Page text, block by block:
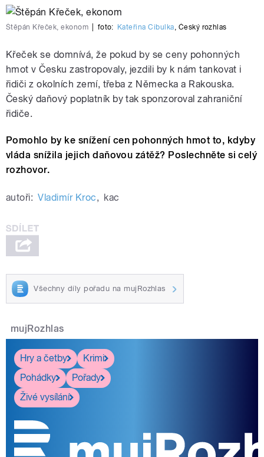
Štěpán Křeček, ekonom foto: Kateřina Cibulka, Český rozhlas
Křeček se domnívá, že pokud by se ceny pohonných
hmot v Česku zastropovaly, jezdili by k nám tankovat i
řidiči z okolních zemí, třeba z Německa a Rakouska.
Český daňový poplatník by tak sponzoroval zahraniční
řidiče.
Pomohlo by ke snížení cen pohonných hmot to, kdyby
vláda snížila jejich daňovou zátěž? Poslechněte si celý
rozhovor.
autoři: Vladimír Kroc, kac
Všechny díly pořadu na mujRozhlas
mujRozhlas
Hry a četby
Krimi
Pohádky
Pořady
Živé vysílání